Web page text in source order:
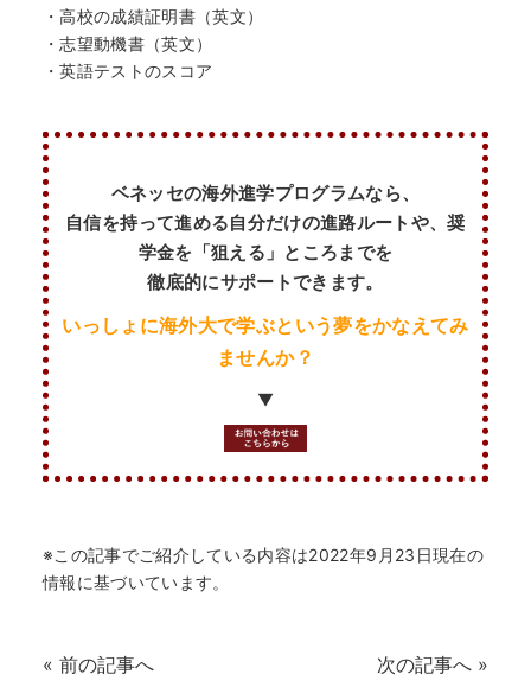
・高校の成績証明書（英文）
・志望動機書（英文）
・英語テストのスコア
ベネッセの海外進学プログラムなら、
自信を持って進める自分だけの進路ルートや、奨
学金を「狙える」ところまでを
徹底的にサポートできます。
いっしょに海外大で学ぶという夢をかなえてみ
ませんか？
▼
※この記事でご紹介している内容は2022年9月23日現在の
情報に基づいています。
« 前の記事へ 次の記事へ »